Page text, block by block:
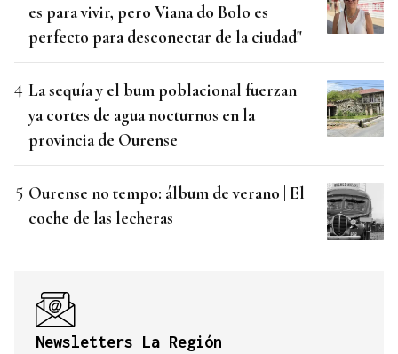
es para vivir, pero Viana do Bolo es
perfecto para desconectar de la ciudad"
La sequía y el bum poblacional fuerzan
ya cortes de agua nocturnos en la
provincia de Ourense
Ourense no tempo: álbum de verano | El
coche de las lecheras
Newsletters La Región